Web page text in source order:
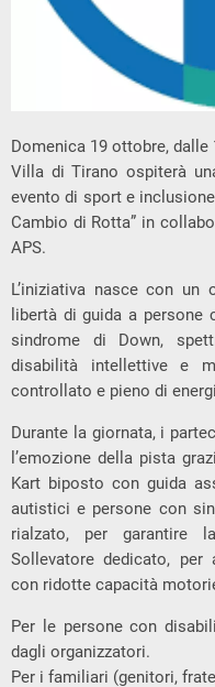
Domenica 19 ottobre,
Villa di Tirano ospiterà
evento di sport e
Cambio di Rotta” in
APS.
L’iniziativa nasce con
libertà di guida a
sindrome di Down,
disabilità intellettive e
controllato e pieno di
Durante la giornata, i
l’emozione della pista
Kart biposto con guida
autistici e persone con
rialzato, per garantire
Sollevatore dedicato, per
con ridotte capacità
Per le persone con
dagli organizzatori.
Per i familiari (genitori,